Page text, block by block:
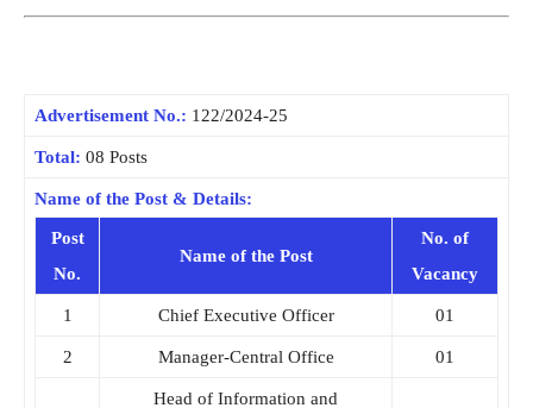
Advertisement No.: 122/2024-25
Total: 08 Posts
Name of the Post & Details:
Post
No.
Name of the Post
No. of
Vacancy
1 Chief Executive Officer 01
2 Manager-Central Office 01
Head of Information and